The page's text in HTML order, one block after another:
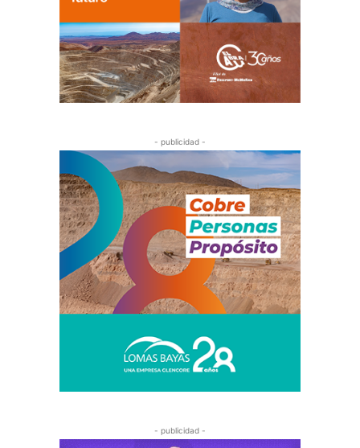
- publicidad -
- publicidad -